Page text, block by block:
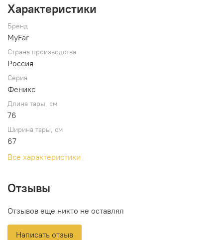
Характеристики
Бренд
MyFar
Страна производства
Россия
Серия
Феникс
Длина тары, см
76
Ширина тары, см
67
Все характеристики
Отзывы
Отзывов еще никто не оставлял
Написать отзыв